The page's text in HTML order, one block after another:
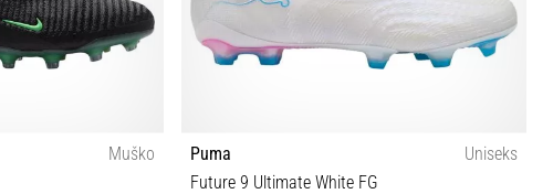
Muško
Puma
Uniseks
Future 9 Ultimate White FG